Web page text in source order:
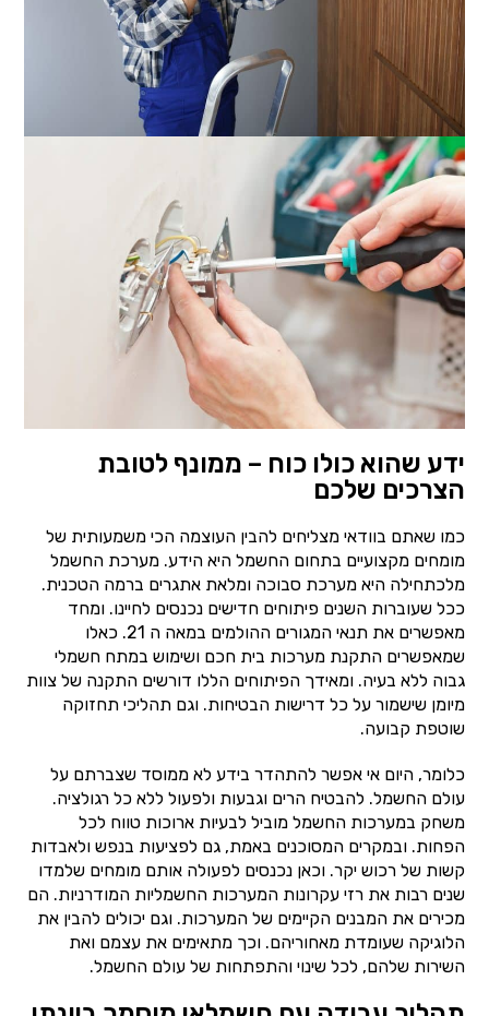
ידע שהוא כולו כוח – ממונף לטובת
הצרכים שלכם
כמו שאתם בוודאי מצליחים להבין העוצמה הכי משמעותית של
מומחים מקצועיים בתחום החשמל היא הידע. מערכת החשמל
מלכתחילה היא מערכת סבוכה ומלאת אתגרים ברמה הטכנית.
ככל שעוברות השנים פיתוחים חדישים נכנסים לחיינו. ומחד
מאפשרים את תנאי המגורים ההולמים במאה ה 21. כאלו
שמאפשרים התקנת מערכות בית חכם ושימוש במתח חשמלי
גבוה ללא בעיה. ומאידך הפיתוחים הללו דורשים התקנה של צוות
מיומן שישמור על כל דרישות הבטיחות. וגם תהליכי תחזוקה
שוטפת קבועה.
כלומר, היום אי אפשר להתהדר בידע לא ממוסד שצברתם על
עולם החשמל. להבטיח הרים וגבעות ולפעול ללא כל רגולציה.
משחק במערכות החשמל מוביל לבעיות ארוכות טווח לכל
הפחות. ובמקרים המסוכנים באמת, גם לפציעות בנפש ולאבדות
קשות של רכוש יקר. וכאן נכנסים לפעולה אותם מומחים שלמדו
שנים רבות את רזי עקרונות המערכות החשמליות המודרניות. הם
מכירים את המבנים הקיימים של המערכות. וגם יכולים להבין את
הלוגיקה שעומדת מאחוריהם. וכך מתאימים את עצמם ואת
השירות שלהם, לכל שינוי והתפתחות של עולם החשמל.